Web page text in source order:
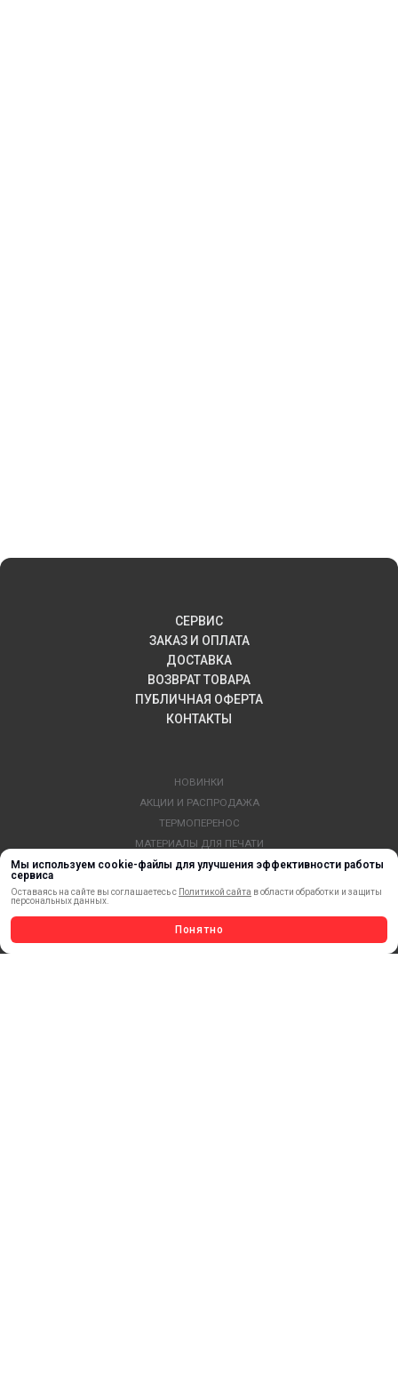
Мы используем cookie-файлы для улучшения эффективности работы
сервиса
Оставаясь на сайте вы соглашаетесь с Политикой сайта в области обработки и защиты
персональных данных.
Понятно
СЕРВИС
ЗАКАЗ И ОПЛАТА
ДОСТАВКА
ВОЗВРАТ ТОВАРА
ПУБЛИЧНАЯ ОФЕРТА
КОНТАКТЫ
НОВИНКИ
АКЦИИ И РАСПРОДАЖА
ТЕРМОПЕРЕНОС
МАТЕРИАЛЫ ДЛЯ ПЕЧАТИ
САМОКЛЕЯЩИЕСЯ ПЛЕНКИ
ОБОРУДОВАНИЕ
ФЛАГШТОКИ SKYPOLE